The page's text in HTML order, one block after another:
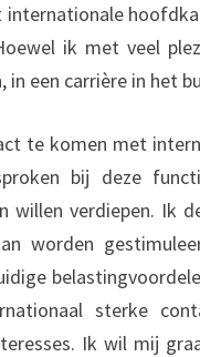
ik met veel
een carrière in het
te komen met
bij deze
willen verdiepen. Ik
worden
sterke
Ik wil mij